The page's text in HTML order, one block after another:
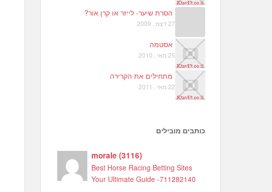
הסרת שיער- לייזר או קרן אור?
27 דצמ , 2009
אסטמה
25 מאי , 2010
מתחילים את הקרירה
22 מאי , 2011
כותבים מובילים
morale(3116)
Best Horse Racing Betting Sites
Your Ultimate Guide -711282140